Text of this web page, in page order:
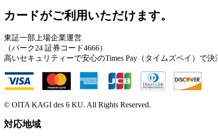
カードがご利用いただけます。
東証一部上場企業運営
（パーク24 証券コード4666）
高いセキュリティーで安心のTimes Pay（タイムズペイ）で決
© OITA KAGI des 6 KU. All Rights Reserved.
対応地域